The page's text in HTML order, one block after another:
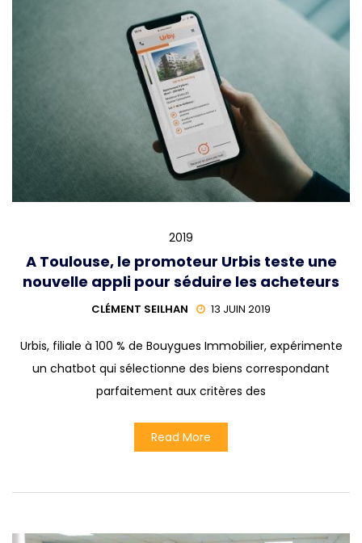
2019
A Toulouse, le promoteur Urbis teste une
nouvelle appli pour séduire les acheteurs
CLÉMENT SEILHAN 13 JUIN 2019
Urbis, filiale à 100 % de Bouygues Immobilier, expérimente
un chatbot qui sélectionne des biens correspondant
parfaitement aux critères des
Read More